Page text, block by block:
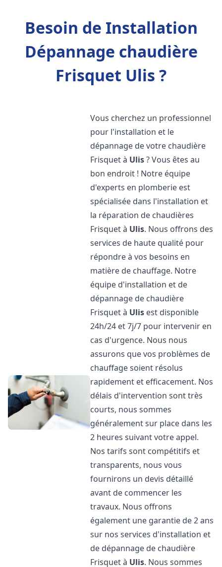
Besoin de Installation
Dépannage chaudière
Frisquet Ulis ?
Vous cherchez un professionnel
pour l'installation et le
dépannage de votre chaudière
Frisquet à Ulis? Vous êtes au
bon endroit ! Notre équipe
d'experts en plomberie est
spécialisée dans l'installation et
la réparation de chaudières
Frisquet à Ulis. Nous offrons des
services de haute qualité pour
répondre à vos besoins en
matière de chauffage. Notre
équipe d'installation et de
dépannage de chaudière
Frisquet à Ulis est disponible
24h/24 et 7j/7 pour intervenir en
cas d'urgence. Nous nous
assurons que vos problèmes de
chauffage soient résolus
rapidement et efficacement. Nos
délais d'intervention sont très
courts, nous sommes
généralement sur place dans les
2 heures suivant votre appel.
Nos tarifs sont compétitifs et
transparents, nous vous
fournirons un devis détaillé
avant de commencer les
travaux. Nous offrons
également une garantie de 2 ans
sur nos services d'installation et
de dépannage de chaudière
Frisquet à Ulis. Nous sommes